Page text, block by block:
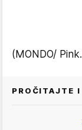
(MONDO/
PROČITAJTE I